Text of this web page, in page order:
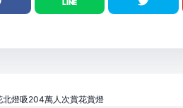
燈吸204萬人次賞花賞燈